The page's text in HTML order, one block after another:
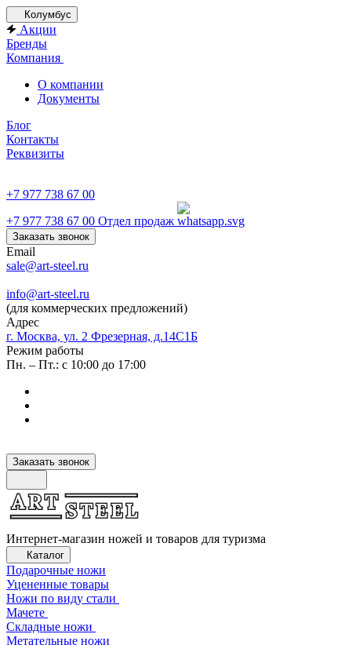
Колумбус
Акции
Бренды
Компания
О компании
Документы
Блог
Контакты
Реквизиты
+7 977 738 67 00
+7 977 738 67 00 Отдел продаж
Заказать звонок
Email
sale@art-steel.ru
info@art-steel.ru
(для коммерческих предложений)
Адрес
г. Москва, ул. 2 Фрезерная, д.14С1Б
Режим работы
Пн. – Пт.: с 10:00 до 17:00
Заказать звонок
Интернет-магазин ножей и товаров для туризма
Каталог
Подарочные ножи
Уцененные товары
Ножи по виду стали
Мачете
Складные ножи
Метательные ножи